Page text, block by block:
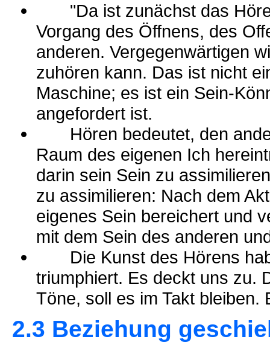
"Da ist zunächst das
Vorgang des Öffnens, des
anderen. Vergegenwärtigen
zuhören kann. Das ist nicht
Maschine; es ist ein Sein-
angefordert ist.
Hören bedeutet, den
Raum des eigenen Ich
darin sein Sein zu
zu assimilieren: Nach dem
eigenes Sein bereichert und
mit dem Sein des anderen
Die Kunst des Hörens
triumphiert. Es deckt uns zu.
Töne, soll es im Takt
2.3 Beziehung